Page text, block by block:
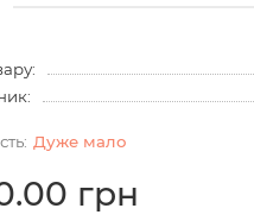
Дуже мало
грн